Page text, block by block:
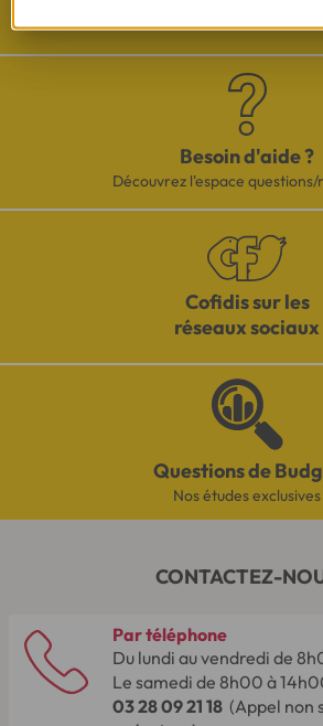
Besoin d'aide ?
Découvrez l'espace
Cofidis sur les
réseaux sociaux
Questions de
Nos études exclusives
CONTACTEZ-
Par téléphone
Du lundi au vendredi de
Le samedi de 8h00 à
03 28 09 21 18 (Appel non